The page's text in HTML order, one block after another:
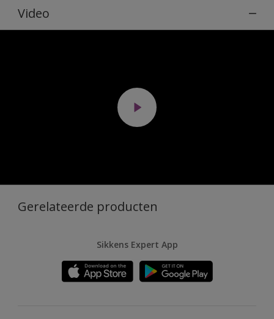
Video
Gerelateerde producten
Sikkens Expert App